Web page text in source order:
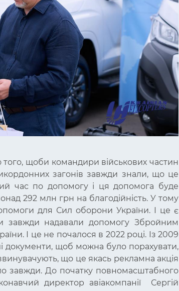
того, щоби командири військових частин
загонів завжди знали, що це
час по допомогу і ця допомога буде
292 млн грн на благодійність. У тому
для Сил оборони України. І це є
завжди надавали допомогу Збройним
І це не почалося в 2022 році. Із 2009
документи, щоб можна було порахувати,
що це якась рекламна акція
завжди. До початку повномасштабного
директор авіакомпанії
Сергій